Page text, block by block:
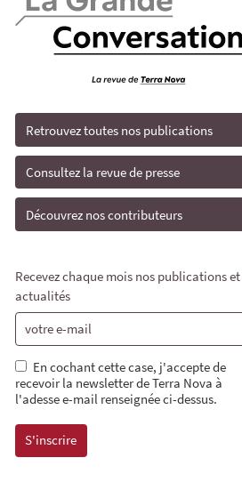
Retrouvez toutes nos publications
Consultez la revue de presse
Découvrez nos contributeurs
Recevez chaque mois nos publications et
actualités
En cochant cette case, j'accepte de
recevoir la newsletter de Terra Nova à
l'adesse e-mail renseignée ci-dessus.